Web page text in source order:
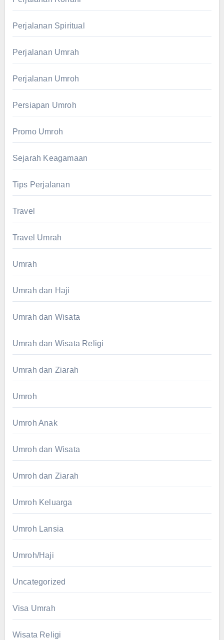
Perjalanan Spiritual
Perjalanan Umrah
Perjalanan Umroh
Persiapan Umroh
Promo Umroh
Sejarah Keagamaan
Tips Perjalanan
Travel
Travel Umrah
Umrah
Umrah dan Haji
Umrah dan Wisata
Umrah dan Wisata Religi
Umrah dan Ziarah
Umroh
Umroh Anak
Umroh dan Wisata
Umroh dan Ziarah
Umroh Keluarga
Umroh Lansia
Umroh/Haji
Uncategorized
Visa Umrah
Wisata Religi